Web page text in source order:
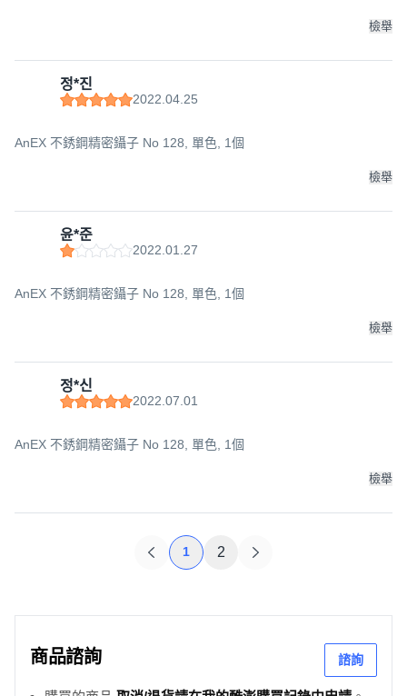
檢舉
정*진
2022.04.25
AnEX 不銹鋼精密鑷子 No 128, 單色, 1個
檢舉
윤*준
2022.01.27
AnEX 不銹鋼精密鑷子 No 128, 單色, 1個
檢舉
정*신
2022.07.01
AnEX 不銹鋼精密鑷子 No 128, 單色, 1個
檢舉
1 2
商品諮詢 諮詢